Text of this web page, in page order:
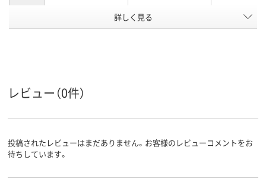
10
詳しく見る
レビュー（0件）
投稿されたレビューはまだありません。お客様のレビューコメントをお
待ちしています。